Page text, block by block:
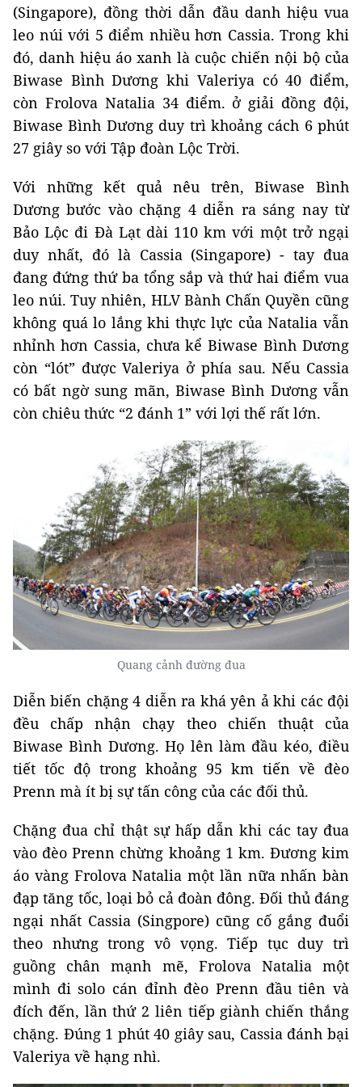
(Singapore), đồng thời dẫn đầu danh hiệu vua
leo núi với 5 điểm nhiều hơn Cassia. Trong khi
đó, danh hiệu áo xanh là cuộc chiến nội bộ của
Biwase Bình Dương khi Valeriya có 40 điểm,
còn Frolova Natalia 34 điểm. ở giải đồng đội,
Biwase Bình Dương duy trì khoảng cách 6 phút
27 giây so với Tập đoàn Lộc Trời.
Với những kết quả nêu trên, Biwase Bình
Dương bước vào chặng 4 diễn ra sáng nay từ
Bảo Lộc đi Đà Lạt dài 110 km với một trở ngại
duy nhất, đó là Cassia (Singapore) - tay đua
đang đứng thứ ba tổng sắp và thứ hai điểm vua
leo núi. Tuy nhiên, HLV Bành Chấn Quyền cũng
không quá lo lắng khi thực lực của Natalia vẫn
nhỉnh hơn Cassia, chưa kể Biwase Bình Dương
còn “lót” được Valeriya ở phía sau. Nếu Cassia
có bất ngờ sung mãn, Biwase Bình Dương vẫn
còn chiêu thức “2 đánh 1” với lợi thế rất lớn.
Quang cảnh đường đua
Diễn biến chặng 4 diễn ra khá yên ả khi các đội
đều chấp nhận chạy theo chiến thuật của
Biwase Bình Dương. Họ lên làm đầu kéo, điều
tiết tốc độ trong khoảng 95 km tiến về đèo
Prenn mà ít bị sự tấn công của các đối thủ.
Chặng đua chỉ thật sự hấp dẫn khi các tay đua
vào đèo Prenn chừng khoảng 1 km. Đương kim
áo vàng Frolova Natalia một lần nữa nhấn bàn
đạp tăng tốc, loại bỏ cả đoàn đông. Đối thủ đáng
ngại nhất Cassia (Singpore) cũng cố gắng đuổi
theo nhưng trong vô vọng. Tiếp tục duy trì
guồng chân mạnh mẽ, Frolova Natalia một
mình đi solo cán đỉnh đèo Prenn đầu tiên và
đích đến, lần thứ 2 liên tiếp giành chiến thắng
chặng. Đúng 1 phút 40 giây sau, Cassia đánh bại
Valeriya về hạng nhì.